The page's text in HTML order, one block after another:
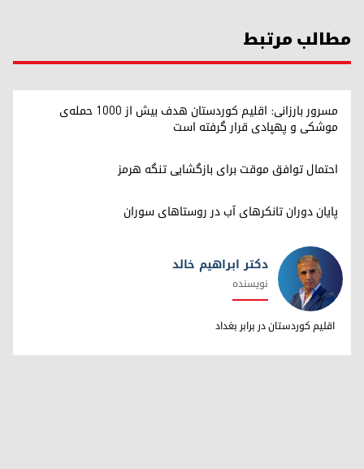
مطالب مرتبط
مسرور بارزانی: اقلیم کوردستان هدف بیش از ۱۰۰۰ حمله‌ی
موشکی و پهپادی قرار گرفته است
احتمال توافق موقت برای بازگشایی تنگه هرمز
پایان دوران تانکرهای آب در روستاهای سوران
دکتر ابراهیم خالد
دکتر ابراهیم خالد
نویسنده
اقلیم کوردستان در برابر بغداد